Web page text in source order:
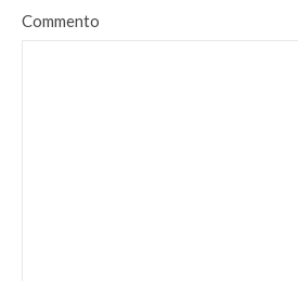
Commento